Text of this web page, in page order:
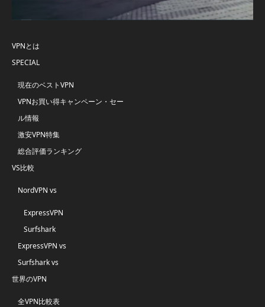
VPNとは
SPECIAL
現在のベストVPN
VPNお買い得キャンペーン・セー
ル情報
激安VPN特集
総合評価ランキング
VS比較
NordVPN vs
ExpressVPN
Surfshark
ExpressVPN vs
Surfshark vs
世界のVPN
全VPN比較表